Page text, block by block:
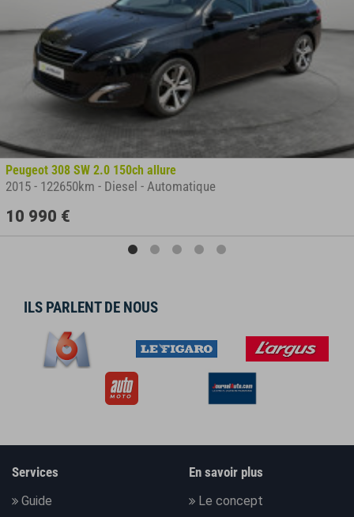
Peugeot 308 SW 2.0 150ch allure
2015 - 122650km - Diesel - Automatique
10 990 €
ILS PARLENT DE NOUS
Services
Guide
En savoir plus
Le concept